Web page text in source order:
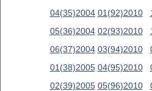
04(35)2004
05(36)2004
06(37)2004
01(38)2005
02(39)2005
01(92)2010
02(93)2010
03(94)2010
04(95)2010
05(96)2010